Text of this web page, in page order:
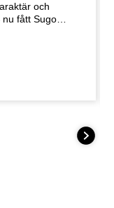
och
fått Sugomi-
– men som
lättillgänglig